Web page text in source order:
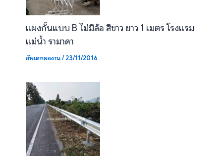
แผงกั้นแบบ B ไม่มีล้อ สีขาว ยาว 1 เมตร โรงแรม
แม่น้ำ รามาดา
อัพเดทผลงาน/23/11/2016